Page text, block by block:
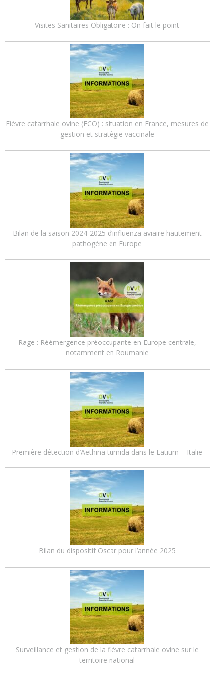
Visites Sanitaires Obligatoire : On fait le point
Fièvre catarrhale ovine (FCO) : situation en France, mesures de
gestion et stratégie vaccinale
Bilan de la saison 2024-2025 d’influenza aviaire hautement
pathogène en Europe
Rage : Réémergence préoccupante en Europe centrale,
notamment en Roumanie
Première détection d’Aethina tumida dans le Latium – Italie
Bilan du dispositif Oscar pour l’année 2025
Surveillance et gestion de la fièvre catarrhale ovine sur le
territoire national